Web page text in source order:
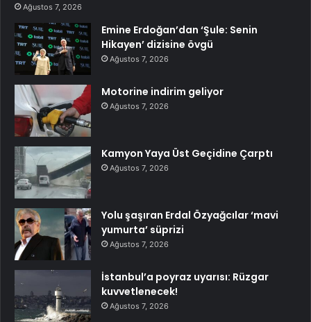
Ağustos 7, 2026
Emine Erdoğan’dan ‘Şule: Senin
Hikayen’ dizisine övgü
Ağustos 7, 2026
Motorine indirim geliyor
Ağustos 7, 2026
Kamyon Yaya Üst Geçidine Çarptı
Ağustos 7, 2026
Yolu şaşıran Erdal Özyağcılar ‘mavi
yumurta’ süprizi
Ağustos 7, 2026
İstanbul’a poyraz uyarısı: Rüzgar
kuvvetlenecek!
Ağustos 7, 2026